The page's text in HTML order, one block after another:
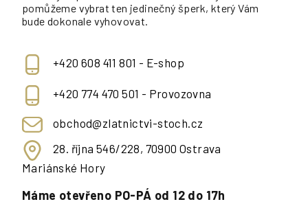
pomůžeme vybrat ten jedinečný šperk, který Vám
bude dokonale vyhovovat.
+420 608 411 801 - E-shop
+420 774 470 501 - Provozovna
obchod@zlatnictvi-stoch.cz
28. října 546/228, 70900 Ostrava
Mariánské Hory
Máme otevřeno PO-PÁ od 12 do 17h